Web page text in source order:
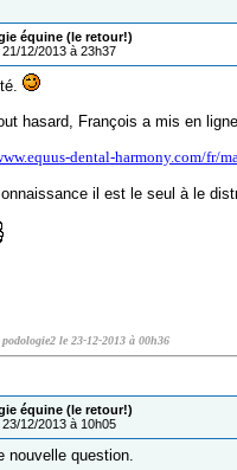
équine (le retour!)
12/2013 à 23h37
hasard, François a mis en
dental-harmony.com/fr/
il est le seul à le
le 23-12-2013 à 00h36
équine (le retour!)
12/2013 à 10h05
nouvelle question.